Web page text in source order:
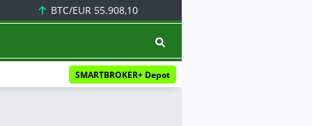
BTC/EUR 55.908,10
SMARTBROKER+ Depot